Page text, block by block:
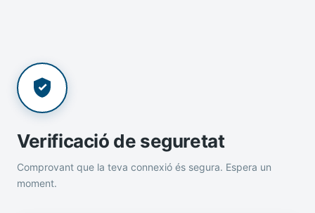
Verificació de seguretat
Comprovant que la teva connexió és segura. Espera un
moment.